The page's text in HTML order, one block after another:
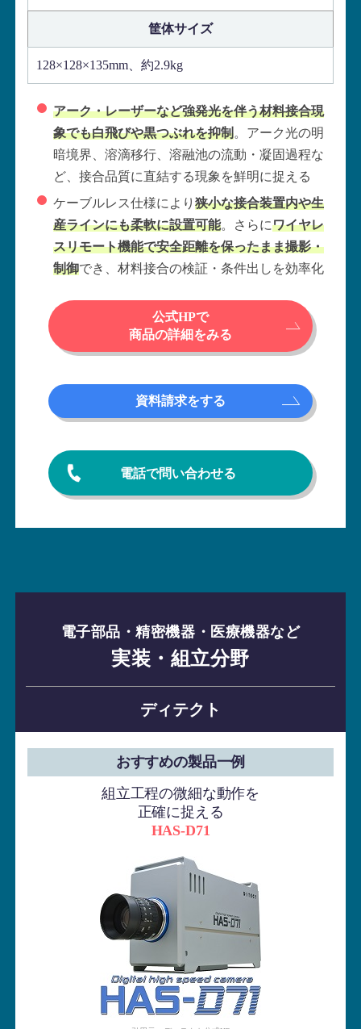
筐体サイズ
128×128×135mm、約2.9kg
アーク・レーザーなど強発光を伴う材料接合現
象でも白飛びや黒つぶれを抑制。アーク光の明
暗境界、溶滴移行、溶融池の流動・凝固過程な
ど、接合品質に直結する現象を鮮明に捉える
ケーブルレス仕様により 狭小な接合装置内や生
産ラインにも柔軟に設置可能。さらにワイヤレ
スリモート機能で安全距離を保ったまま撮影・
制御でき、材料接合の検証・条件出しを効率化
公式HPで
商品の詳細をみる
資料請求をする
電話で問い合わせる
電子部品・精密機器・医療機器など
実装・組立分野
ディテクト
おすすめの製品一例
組立工程の微細な動作を
正確に捉える
HAS-D71